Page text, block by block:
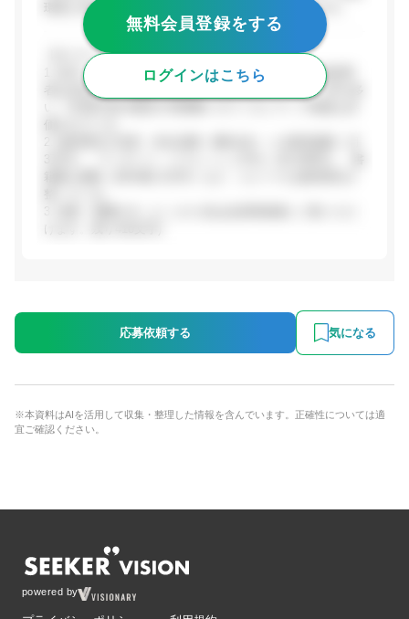
環境と待遇を重視する人材には魅力的な環境といえます。
【ポジティブな評価】
1. 給与・待遇面：業界平均を上回る給与水準で、中途採用
者は交渉次第で前職同等以上の年収を得やすいという声が多
無料会員登録をする
ログインはこちら
応募依頼する 気になる
※本資料はAIを活用して収集・整理した情報を含んでいます。正確性については適
宜ご確認ください。
powered by